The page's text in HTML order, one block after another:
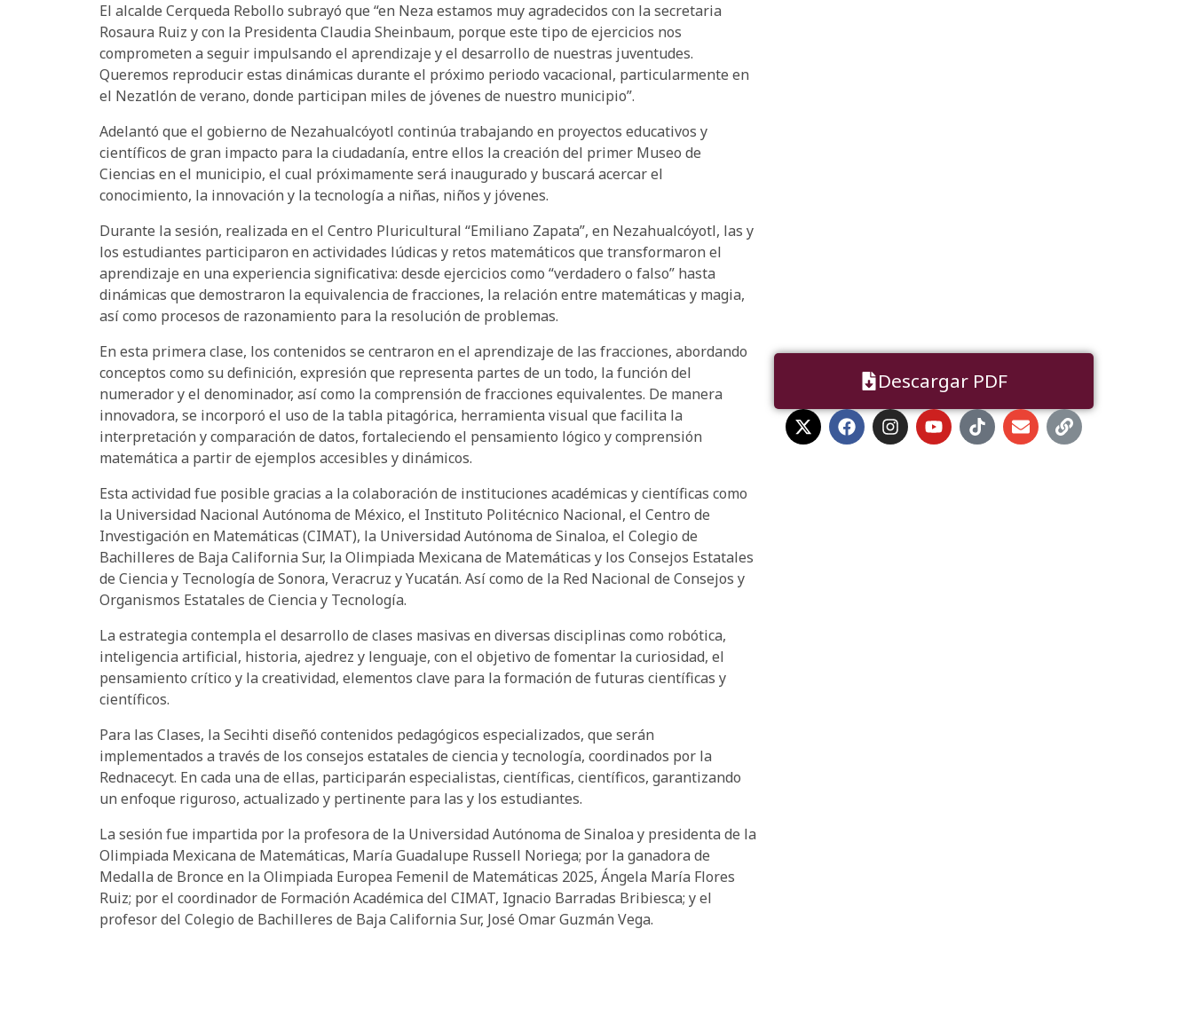
El alcalde Cerqueda Rebollo subrayó que “en Neza estamos muy agradecidos con la secretaria
Rosaura Ruiz y con la Presidenta Claudia Sheinbaum, porque este tipo de ejercicios nos
comprometen a seguir impulsando el aprendizaje y el desarrollo de nuestras juventudes.
Queremos reproducir estas dinámicas durante el próximo periodo vacacional, particularmente en
el Nezatlón de verano, donde participan miles de jóvenes de nuestro municipio”.
Adelantó que el gobierno de Nezahualcóyotl continúa trabajando en proyectos educativos y
científicos de gran impacto para la ciudadanía, entre ellos la creación del primer Museo de
Ciencias en el municipio, el cual próximamente será inaugurado y buscará acercar el
conocimiento, la innovación y la tecnología a niñas, niños y jóvenes.
Durante la sesión, realizada en el Centro Pluricultural “Emiliano Zapata”, en Nezahualcóyotl, las y
los estudiantes participaron en actividades lúdicas y retos matemáticos que transformaron el
aprendizaje en una experiencia significativa: desde ejercicios como “verdadero o falso” hasta
dinámicas que demostraron la equivalencia de fracciones, la relación entre matemáticas y magia,
así como procesos de razonamiento para la resolución de problemas.
En esta primera clase, los contenidos se centraron en el aprendizaje de las fracciones, abordando
conceptos como su definición, expresión que representa partes de un todo, la función del
numerador y el denominador, así como la comprensión de fracciones equivalentes. De manera
innovadora, se incorporó el uso de la tabla pitagórica, herramienta visual que facilita la
interpretación y comparación de datos, fortaleciendo el pensamiento lógico y comprensión
matemática a partir de ejemplos accesibles y dinámicos.
Esta actividad fue posible gracias a la colaboración de instituciones académicas y científicas como
la Universidad Nacional Autónoma de México, el Instituto Politécnico Nacional, el Centro de
Investigación en Matemáticas (CIMAT), la Universidad Autónoma de Sinaloa, el Colegio de
Bachilleres de Baja California Sur, la Olimpiada Mexicana de Matemáticas y los Consejos Estatales
de Ciencia y Tecnología de Sonora, Veracruz y Yucatán. Así como de la Red Nacional de Consejos y
Organismos Estatales de Ciencia y Tecnología.
La estrategia contempla el desarrollo de clases masivas en diversas disciplinas como robótica,
inteligencia artificial, historia, ajedrez y lenguaje, con el objetivo de fomentar la curiosidad, el
pensamiento crítico y la creatividad, elementos clave para la formación de futuras científicas y
científicos.
Para las Clases, la Secihti diseñó contenidos pedagógicos especializados, que serán
implementados a través de los consejos estatales de ciencia y tecnología, coordinados por la
Rednacecyt. En cada una de ellas, participarán especialistas, científicas, científicos, garantizando
un enfoque riguroso, actualizado y pertinente para las y los estudiantes.
La sesión fue impartida por la profesora de la Universidad Autónoma de Sinaloa y presidenta de la
Olimpiada Mexicana de Matemáticas, María Guadalupe Russell Noriega; por la ganadora de
Medalla de Bronce en la Olimpiada Europea Femenil de Matemáticas 2025, Ángela María Flores
Ruiz; por el coordinador de Formación Académica del CIMAT, Ignacio Barradas Bribiesca; y el
profesor del Colegio de Bachilleres de Baja California Sur, José Omar Guzmán Vega.
Descargar PDF